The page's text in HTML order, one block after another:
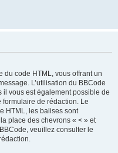
du code HTML, vous offrant un
L’utilisation du BBCode
il vous est également possible de
formulaire de rédaction. Le
HTML, les balises sont
place des chevrons « < » et
veuillez consulter le